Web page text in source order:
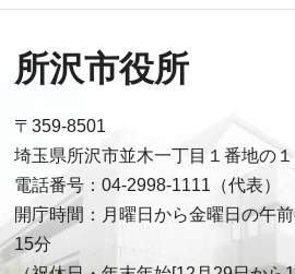
所沢市役所
〒359-8501
埼玉県所沢市並木一丁目１番地の１
電話番号：04-2998-1111（代表）
開庁時間：月曜日から金曜日の午
15分